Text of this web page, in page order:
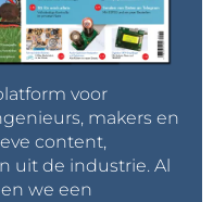
komen in
Best Paper
event worden
in de
voor
makers en
content,
uit de industrie. Al
we een